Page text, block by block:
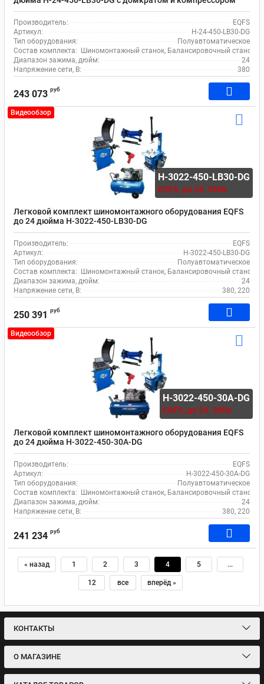
Производитель:
EQFS
Артикул:
H-24-450-LB30-DG
Тип оборудования:
Полуавтоматическое
Состав комплекта:
Шиномонтажный станок, Балансировочный станок,
Диапазон зажима, дюйм:
24
Напряжение сети, В:
380
243 073 руб
Видеообзор
H-3022-450-LB30-DG
EQFS,до 24', 380в
Легковой комплект шиномонтажного оборудования EQFS
до 24 дюйма H-3022-450-LB30-DG
Производитель:
EQFS
Артикул:
H-3022-450-LB30-DG
Тип оборудования:
Полуавтоматическое
Состав комплекта:
Шиномонтажный станок, Балансировочный станок,
Диапазон зажима, дюйм:
24
Напряжение сети, В:
380, 220
250 391 руб
Видеообзор
H-3022-450-30A-DG
EQFS,до 24', 380в
Легковой комплект шиномонтажного оборудования EQFS
до 24 дюйма H-3022-450-30A-DG
Производитель:
EQFS
Артикул:
H-3022-450-30A-DG
Тип оборудования:
Полуавтоматическое
Состав комплекта:
Шиномонтажный станок, Балансировочный станок,
Диапазон зажима, дюйм:
24
Напряжение сети, В:
380, 220
241 234 руб
« назад 1 2 3 4 5 ...
12 все вперёд »
КОНТАКТЫ
О МАГАЗИНЕ